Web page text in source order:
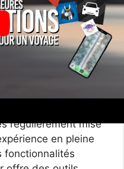
régulièrement mise
en pleine
fonctionnalités